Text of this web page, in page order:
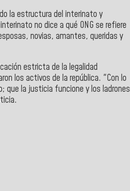
la estructura del interinato y
no dice a qué ONG se refiere
novias, amantes, queridas y
estricta de la legalidad
los activos de la república. "Con lo
que la justicia funcione y los ladrones